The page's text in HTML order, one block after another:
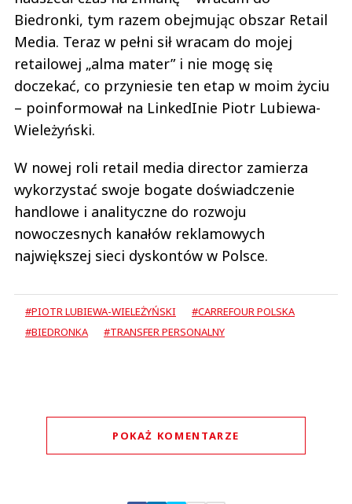
Biedronki, tym razem obejmując obszar Retail
Media. Teraz w pełni sił wracam do mojej
retailowej „alma mater” i nie mogę się
doczekać, co przyniesie ten etap w moim życiu
– poinformował na LinkedInie Piotr Lubiewa-
Wieleżyński.
W nowej roli retail media director zamierza
wykorzystać swoje bogate doświadczenie
handlowe i analityczne do rozwoju
nowoczesnych kanałów reklamowych
największej sieci dyskontów w Polsce.
#PIOTR LUBIEWA-WIELEŻYŃSKI
#CARREFOUR POLSKA
#BIEDRONKA
#TRANSFER PERSONALNY
POKAŻ KOMENTARZE